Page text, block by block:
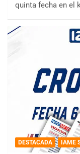
quinta fecha en el
DESTACADA IAME